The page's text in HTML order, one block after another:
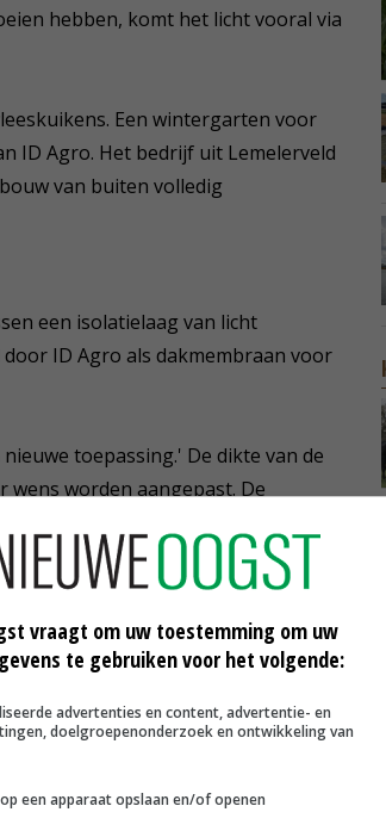
hebben, komt het licht vooral via
Een wintergarten voor
ID Agro. Het bedrijf uit Lemelerveld
van buiten volledig
een isolatielaag van licht
ID Agro als dakmembraan voor
toepassing.' De dikte van de
wens worden aangepast. De
en zijn daar door alle drie
op de bestaande spanten
zorgen de aluminium goten van
bestaande dak.
vraagt om uw toestemming om uw
te gebruiken voor het volgende:
advertenties en content, advertentie- en
doelgroepenonderzoek en ontwikkeling van
een apparaat opslaan en/of openen